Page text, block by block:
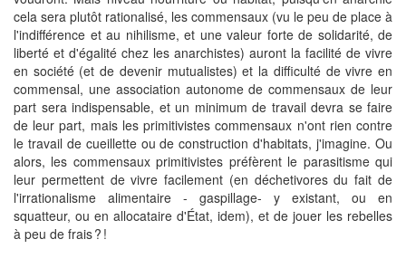
cela sera plutôt rationalisé, les commensaux (vu le peu de place à
l'indifférence et au nihilisme, et une valeur forte de solidarité, de
liberté et d'égalité chez les anarchistes) auront la facilité de vivre
en société (et de devenir mutualistes) et la difficulté de vivre en
commensal, une association autonome de commensaux de leur
part sera indispensable, et un minimum de travail devra se faire
de leur part, mais les primitivistes commensaux n'ont rien contre
le travail de cueillette ou de construction d'habitats, j'imagine. Ou
alors, les commensaux primitivistes préfèrent le parasitisme qui
leur permettent de vivre facilement (en déchetivores du fait de
l'irrationalisme alimentaire - gaspillage- y existant, ou en
squatteur, ou en allocataire d'État, idem), et de jouer les rebelles
à peu de frais ? !